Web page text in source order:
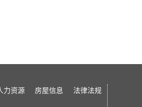
力资源 房屋信息
法律法规